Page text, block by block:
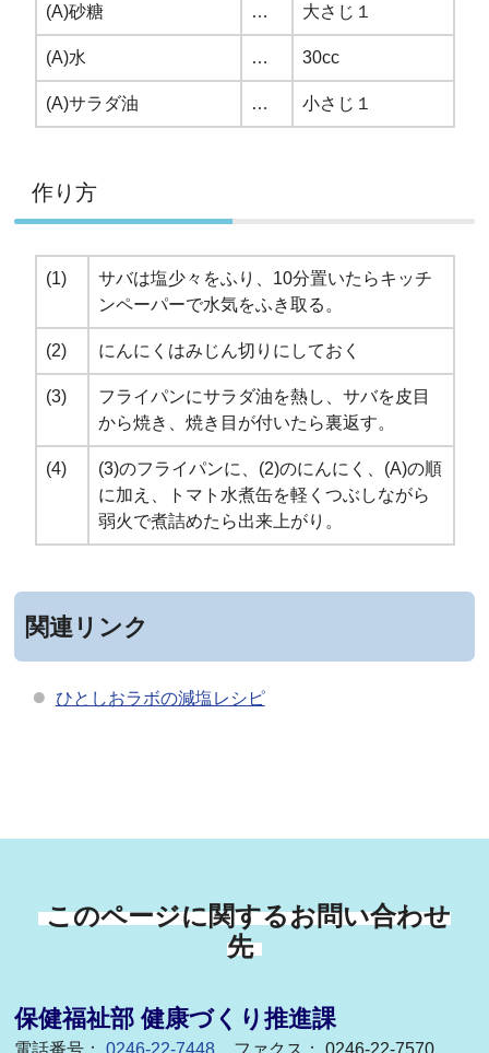
(A)砂糖 … 大さじ１
(A)水 … 30cc
(A)サラダ油 … 小さじ１
作り方
(1)
サバは塩少々をふり、10分置いたらキッチ
ンペーパーで水気をふき取る。
(2) にんにくはみじん切りにしておく
(3)
フライパンにサラダ油を熱し、サバを皮目
から焼き、焼き目が付いたら裏返す。
(4)
(3)のフライパンに、(2)のにんにく、(A)の順
に加え、トマト水煮缶を軽くつぶしながら
弱火で煮詰めたら出来上がり。
関連リンク
ひとしおラボの減塩レシピ
このページに関するお問い合わせ
先
保健福祉部 健康づくり推進課